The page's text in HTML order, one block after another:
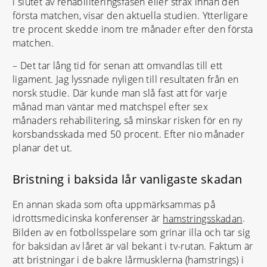
första matchen, visar den aktuella studien. Ytterligare
tre procent skedde inom tre månader efter den första
matchen.
– Det tar lång tid för senan att omvandlas till ett
ligament. Jag lyssnade nyligen till resultaten från en
norsk studie. Där kunde man slå fast att för varje
månad man väntar med matchspel efter sex
månaders rehabilitering, så minskar risken för en ny
korsbandsskada med 50 procent. Efter nio månader
planar det ut.
Bristning i baksida lår vanligaste skadan
En annan skada som ofta uppmärksammas på
idrottsmedicinska konferenser är hamstringsskadan.
Bilden av en fotbollsspelare som grinar illa och tar sig
för baksidan av låret är väl bekant i tv-rutan. Faktum är
att bristningar i de bakre lårmusklerna (hamstrings) i